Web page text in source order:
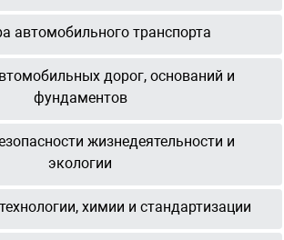
автомобильного транспорта
дорог, оснований и
фундаментов
жизнедеятельности и
экологии
химии и стандартизации